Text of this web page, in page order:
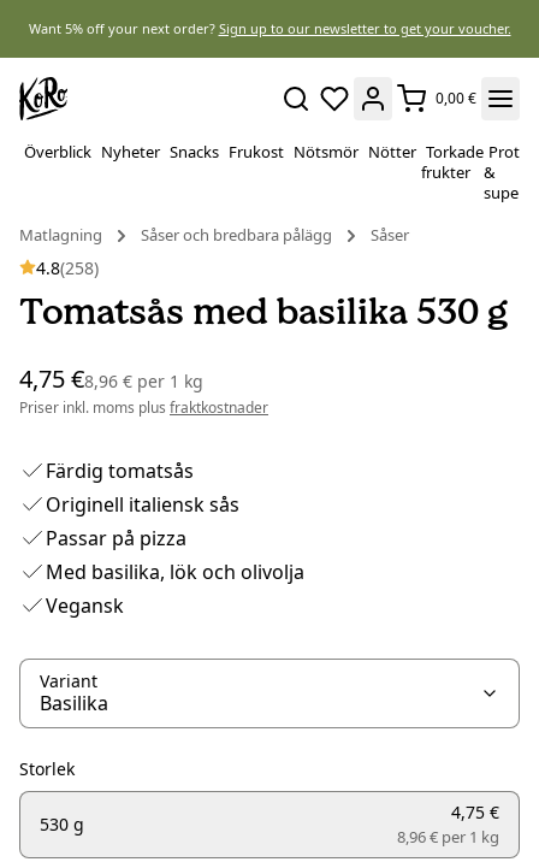
Want 5% off your next order? Sign up to our newsletter to get your voucher.
0,00 €
Överblick Nyheter Snacks Frukost Nötsmör Nötter Torkade
frukter
&
Matlagning
Såser och bredbara pålägg Såser
4.8(258)
Tomatsås med basilika 530 g
4,75 €8,96 € per 1 kg
Priser inkl. moms plus fraktkostnader
Färdig tomatsås
Originell italiensk sås
Passar på pizza
Med basilika, lök och olivolja
Vegansk
Variant
Storlek
530 g
4,75 €
8,96 € per 1 kg